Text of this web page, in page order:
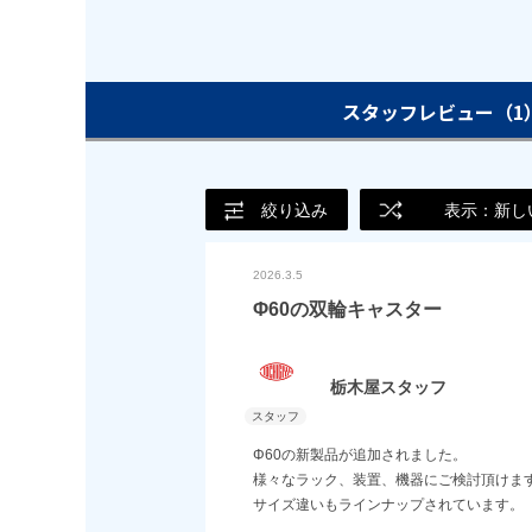
スタッフレビュー （1）
絞り込み 表示：新し
2026.3.5
Φ60の双輪キャスター
栃木屋スタッフ
Φ60の新製品が追加されました。
様々なラック、装置、機器にご検討頂けま
サイズ違いもラインナップされています。